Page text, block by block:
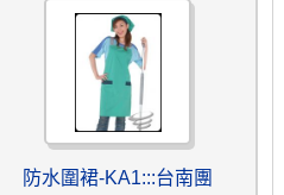
防水圍裙-KA1:::台南團